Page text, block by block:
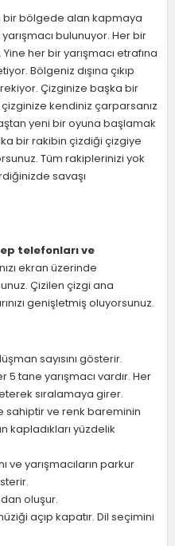
bir bölgede alan kapmaya
bulunuyor. Her bir
her bir yarışmacı etrafına
Bölgeniz dışına çıkıp
Çizginize başka bir
kendiniz çarparsanız
yeni bir oyuna başlamak
bir rakibin çizdiği çizgiye
Tüm rakiplerinizi yok
savaşı
telefonları ve
ekran üzerinde
Çizilen çizgi ana
genişletmiş oluyorsunuz.
sayısını gösterir.
5 tane yarışmacı vardır. Her
sıralamaya girer.
sahiptir ve renk bareminin
kapladıkları yüzdelik
ve yarışmacıların parkur
oluşur.
açıp kapatır. Dil seçimini